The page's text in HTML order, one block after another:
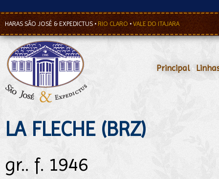
HARAS SÃO JOSÉ & EXPEDICTUS • RIO CLARO • VALE DO ITAJARA
Principal•
LA FLECHE (BRZ)
gr.. f. 1946